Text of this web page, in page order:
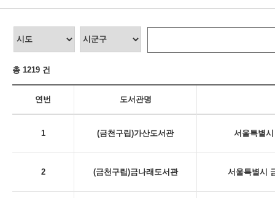
총 1219 건
연번 도서관명
1 (금천구립)가산도서관 서울특별
2 (금천구립)금나래도서관 서울특별시